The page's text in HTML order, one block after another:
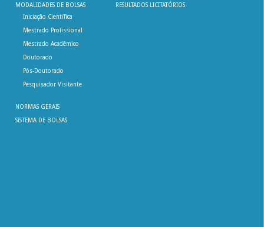
MODALIDADES DE BOLSAS
Iniciação Científica
Mestrado Profissional
Mestrado Acadêmico
Doutorado
Pós-Doutorado
Pesquisador Visitante
NORMAS GERAIS
SISTEMA DE BOLSAS
RESULTADOS LICITATÓRIOS